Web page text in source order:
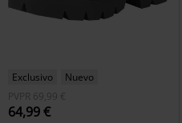
Exclusivo
Nuevo
PVPR 69,99 €
64,99 €